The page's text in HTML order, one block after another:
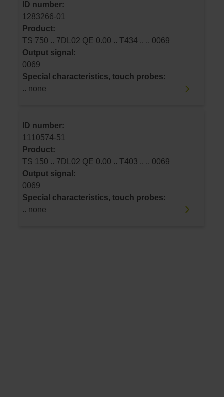
ID number:
1283266-01
Product:
TS 750 .. 7DL02 QE 0.00 .. T434 .. .. 0069
Output signal:
0069
Special characteristics, touch probes:
.. none
ID number:
1110574-51
Product:
TS 150 .. 7DL02 QE 0.00 .. T403 .. .. 0069
Output signal:
0069
Special characteristics, touch probes:
.. none